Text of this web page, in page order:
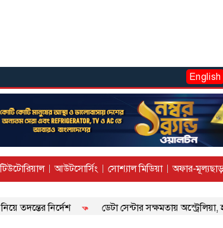
English
টিউটোরিয়াল আউটসোর্সিং সোশ্যাল মিডিয়া অফার-মূল্যছাড়
তদন্তের নির্দেশ ডেটা সেন্টার সক্ষমতায়